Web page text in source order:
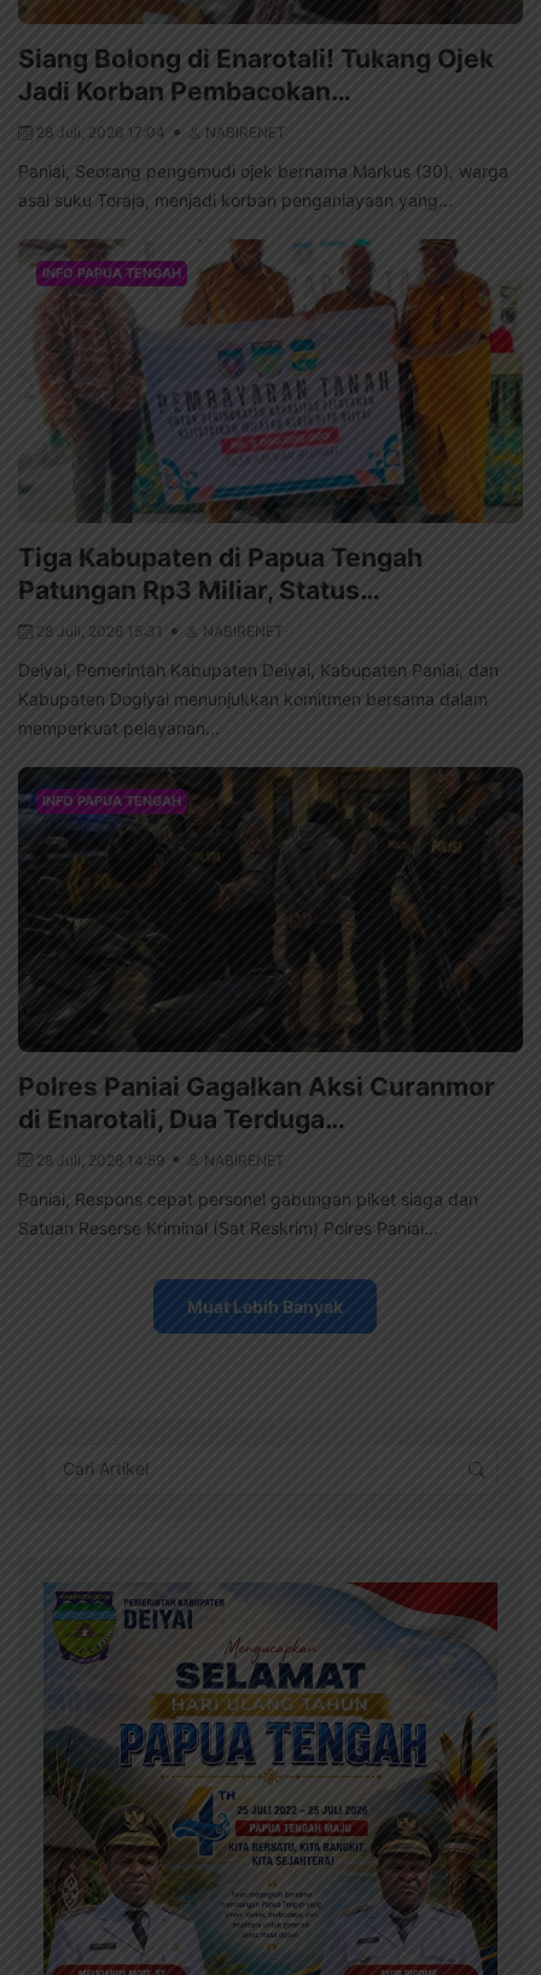
Siang Bolong di Enarotali! Tukang Ojek
Jadi Korban Pembacokan…
28 Juli, 2026 17:04 NABIRENET
Paniai, Seorang pengemudi ojek bernama Markus (30), warga
asal suku Toraja, menjadi korban penganiayaan yang...
INFO PAPUA TENGAH
Tiga Kabupaten di Papua Tengah
Patungan Rp3 Miliar, Status…
28 Juli, 2026 15:31 NABIRENET
Deiyai, Pemerintah Kabupaten Deiyai, Kabupaten Paniai, dan
Kabupaten Dogiyai menunjukkan komitmen bersama dalam
memperkuat pelayanan...
INFO PAPUA TENGAH
Polres Paniai Gagalkan Aksi Curanmor
di Enarotali, Dua Terduga…
28 Juli, 2026 14:59 NABIRENET
Paniai, Respons cepat personel gabungan piket siaga dan
Satuan Reserse Kriminal (Sat Reskrim) Polres Paniai...
Muat Lebih Banyak